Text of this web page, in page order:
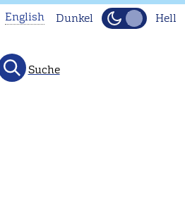
This
page
English Dunkel Hell
Suche